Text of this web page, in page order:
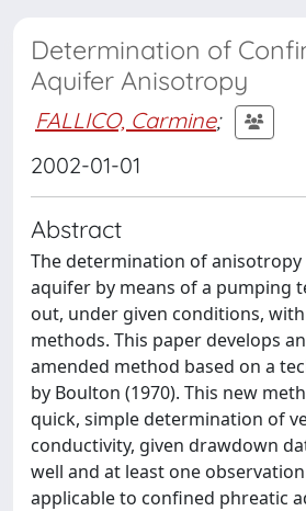
Determination of
Aquifer Anisotropy
FALLICO, Carmine;
2002-01-01
Abstract
The determination of anisotropy
aquifer by means of a pumping
out, under given conditions,
methods. This paper develops
amended method based on a
by Boulton (1970). This new
quick, simple determination of
conductivity, given drawdown
well and at least one
applicable to confined phreatic